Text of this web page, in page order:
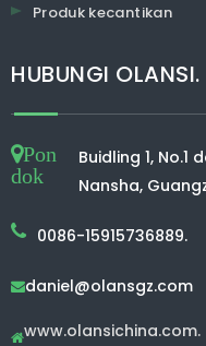
Produk kecantikan
HUBUNGI OLANSI.
Pon
dok
Buidling 1, No.1
Nansha,
0086-15915736889.
daniel@olansgz.com
www.olansichina.com.